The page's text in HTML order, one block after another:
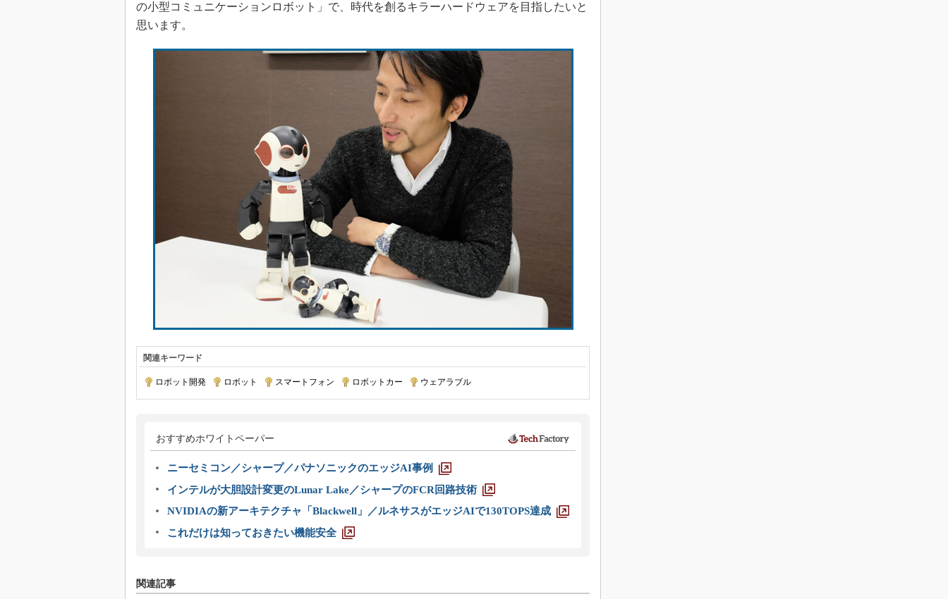
の小型コミュニケーションロボット」で、時代を創るキラーハードウェアを目指したいと
思います。
関連キーワード
ロボット開発 ロボット スマートフォン ロボットカー ウェアラブル
おすすめホワイトペーパー
ニーセミコン／シャープ／パナソニックのエッジAI事例
インテルが大胆設計変更のLunar Lake／シャープのFCR回路技術
NVIDIAの新アーキテクチャ「Blackwell」／ルネサスがエッジAIで130TOPS達成
これだけは知っておきたい機能安全
関連記事